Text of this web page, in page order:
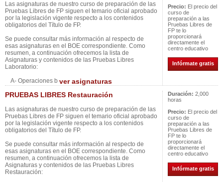
Las asignaturas de nuestro curso de preparación de las
Pruebas Libres de FP siguen el temario oficial aprobado
por la legislación vigente respecto a los contenidos
obligatorios del Título de FP.
Se puede consultar más información al respecto de
esas asignaturas en el BOE correspondiente. Como
resumen, a continuación ofrecemos la lista de
Asignaturas y contenidos de las Pruebas Libres
Laboratorio:
A- Operaciones b ver asignaturas
Precio: El precio del
curso de
preparación a las
Pruebas Libres de
FP te lo
proporcionará
directamente el
centro educativo
Infórmate gratis
PRUEBAS LIBRES Restauración
Las asignaturas de nuestro curso de preparación de las
Pruebas Libres de FP siguen el temario oficial aprobado
por la legislación vigente respecto a los contenidos
obligatorios del Título de FP.
Se puede consultar más información al respecto de
esas asignaturas en el BOE correspondiente. Como
resumen, a continuación ofrecemos la lista de
Asignaturas y contenidos de las Pruebas Libres
Restauración:
Duración: 2,000
horas
Precio: El precio del
curso de
preparación a las
Pruebas Libres de
FP te lo
proporcionará
directamente el
centro educativo
Infórmate gratis